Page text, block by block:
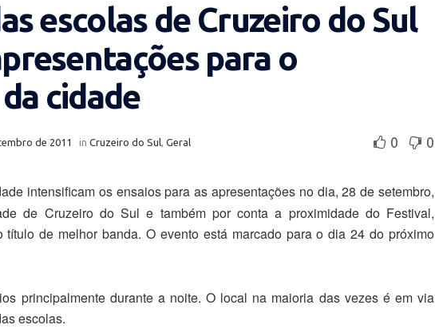
escolas de Cruzeiro do Sul
para o
cidade
de 2011 in Cruzeiro do Sul Geral 0 0
intensificam os ensaios para as apresentações no dia, 28 de setembro,
de Cruzeiro do Sul e também por conta a proximidade do Festival,
título de melhor banda. O evento está marcado para o dia 24 do próximo
principalmente durante a noite. O local na maioria das vezes é em via
escolas.